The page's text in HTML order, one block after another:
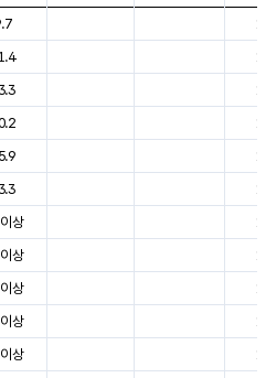
온, 강수, 바람, 기압등을 안내한 표입
상
상
상
상
상